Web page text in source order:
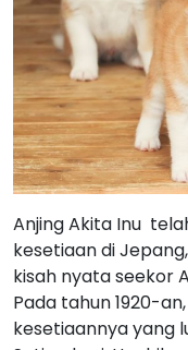
Anjing Akita Inu
kesetiaan di
kisah nyata seekor
Pada tahun 1920-
kesetiaannya yang